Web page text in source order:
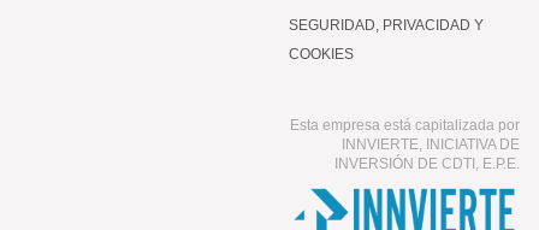
SEGURIDAD, PRIVACIDAD Y
COOKIES
Esta empresa está capitalizada por
INNVIERTE, INICIATIVA DE
INVERSIÓN DE CDTI, E.P.E.